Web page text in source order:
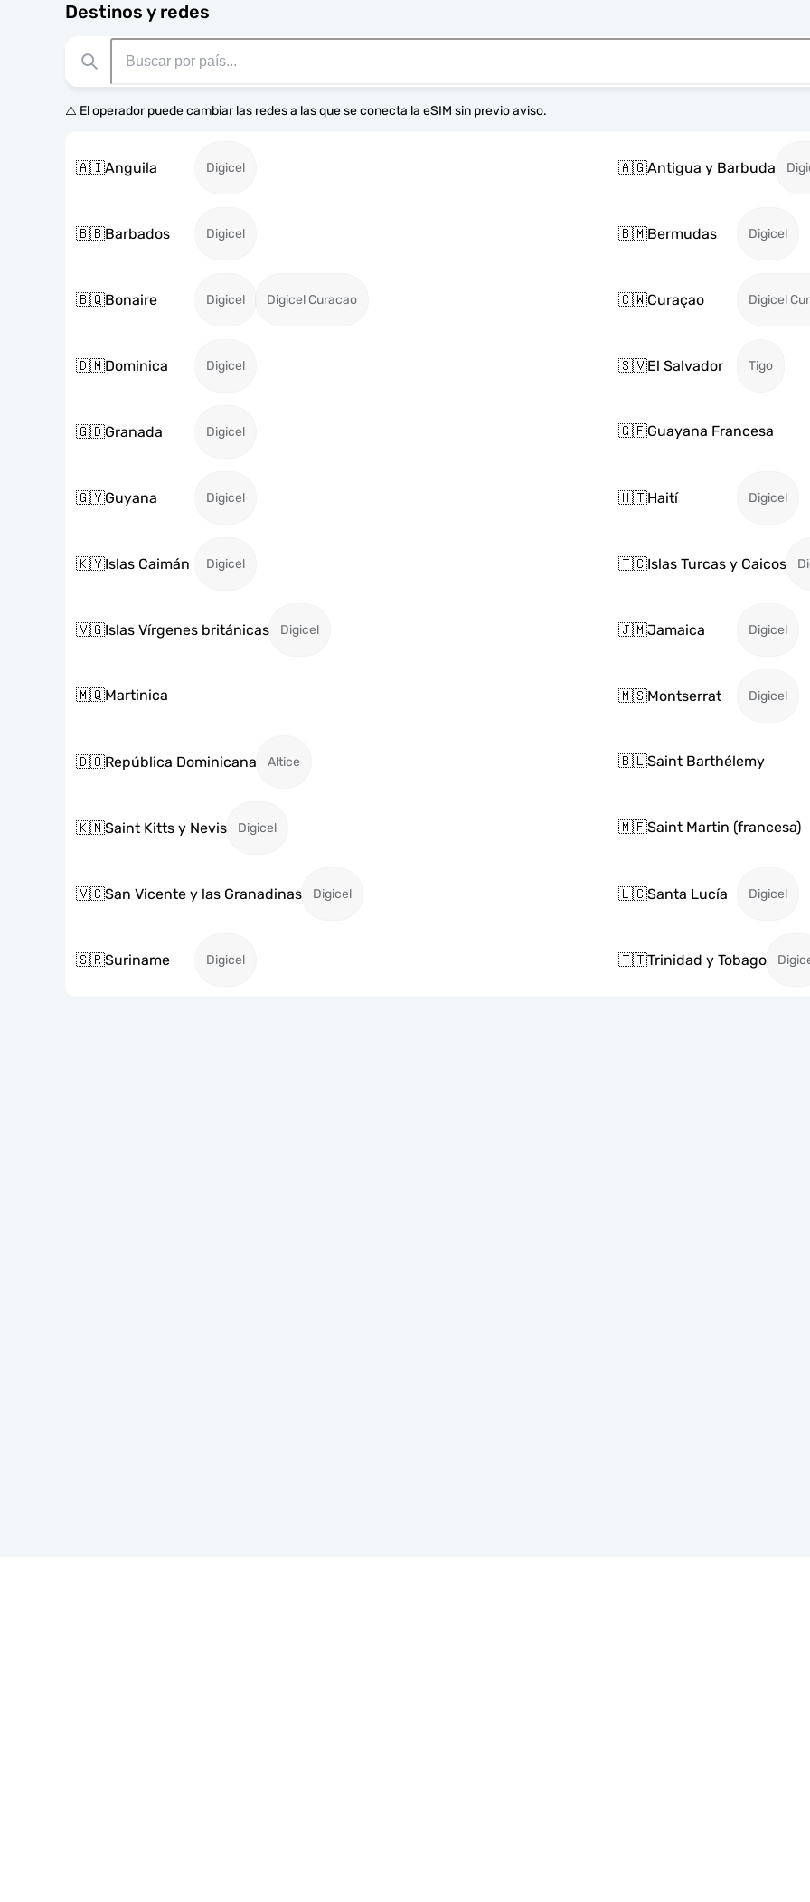
Destinos y redes
⚠️ El operador puede cambiar las redes a las que se conecta la eSIM sin previo aviso.
🇦🇮Anguila Digicel 🇦🇬Antigua y Barbuda
🇧🇧Barbados Digicel 🇧🇲Bermudas Digicel
🇧🇶Bonaire Digicel Digicel Curacao 🇨🇼Curaçao Digicel
🇩🇲Dominica Digicel 🇸🇻El Salvador Tigo
🇬🇩Granada Digicel 🇬🇫Guayana Francesa
🇬🇾Guyana Digicel 🇭🇹Haití Digicel
🇰🇾Islas Caimán Digicel 🇹🇨Islas Turcas y Caicos
🇻🇬Islas Vírgenes británicas Digicel 🇯🇲Jamaica Digicel
🇲🇶Martinica 🇲🇸Montserrat Digicel
🇩🇴República Dominicana Altice 🇧🇱Saint Barthélemy
🇰🇳Saint Kitts y Nevis Digicel 🇲🇫Saint Martin (francesa)
🇻🇨San Vicente y las Granadinas Digicel 🇱🇨Santa Lucía Digicel
🇸🇷Suriname Digicel 🇹🇹Trinidad y Tobago